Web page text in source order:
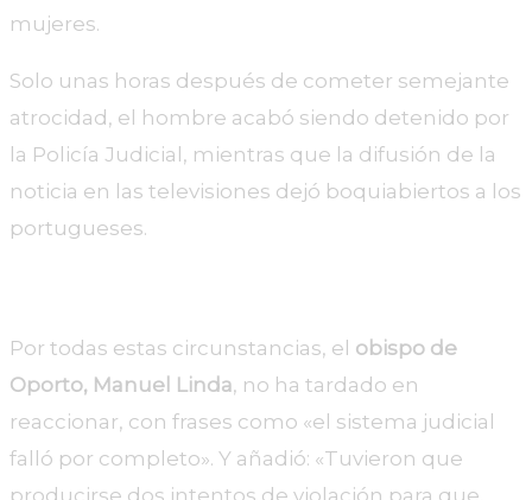
mujeres.
Solo unas horas después de cometer semejante
atrocidad, el hombre acabó siendo detenido por
la Policía Judicial, mientras que la difusión de la
noticia en las televisiones dejó boquiabiertos a los
portugueses.
Por todas estas circunstancias, el obispo de
Oporto, Manuel Linda, no ha tardado en
reaccionar, con frases como «el sistema judicial
falló por completo». Y añadió: «Tuvieron que